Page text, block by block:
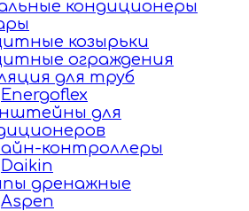
кондиционеры
козырьки
ограждения
для труб
Energoflex
для
контроллеры
Daikin
дренажные
Aspen